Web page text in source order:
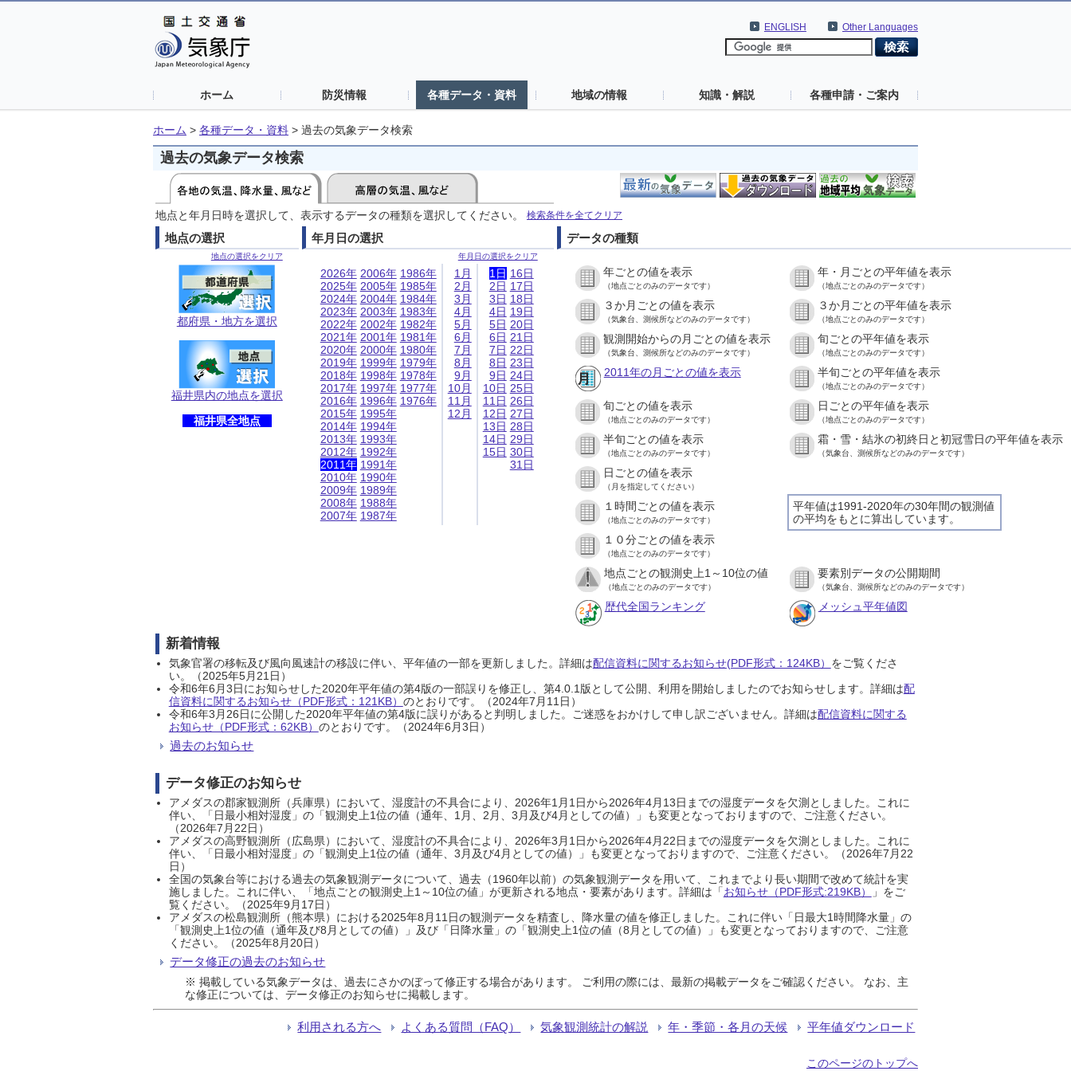
Other Languages
ENGLISH
ホーム 防災情報 各種データ・資料 地域の情報 知識・解説 各種申請・ご案内
ホーム > 各種データ・資料 > 過去の気象データ検索
過去の気象データ検索
地点と年月日時を選択して、表示するデータの種類を選択してください。 検索条件を全てクリア
地点の選択
地点の選択をクリア
都府県・地方を選択
福井県内の地点を選択
福井県全地点
年月日の選択
年月日の選択をクリア
2026年
2025年
2024年
2023年
2022年
2021年
2020年
2019年
2018年
2017年
2016年
2015年
2014年
2013年
2012年
2011年
2010年
2009年
2008年
2007年
2006年
2005年
2004年
2003年
2002年
2001年
2000年
1999年
1998年
1997年
1996年
1995年
1994年
1993年
1992年
1991年
1990年
1989年
1988年
1987年
1986年
1985年
1984年
1983年
1982年
1981年
1980年
1979年
1978年
1977年
1976年
1月
2月
3月
4月
5月
6月
7月
8月
9月
10月
11月
12月
1日
2日
3日
4日
5日
6日
7日
8日
9日
10日
11日
12日
13日
14日
15日
16日
17日
18日
19日
20日
21日
22日
23日
24日
25日
26日
27日
28日
29日
30日
31日
データの種類
年ごとの値を表示
（地点ごとのみのデータです）
年・月ごとの平年値を表示
（地点ごとのみのデータです）
３か月ごとの値を表示
（気象台、測候所などのみのデータです）
３か月ごとの平年値を表示
（地点ごとのみのデータです）
観測開始からの月ごとの値を表示
（気象台、測候所などのみのデータです）
旬ごとの平年値を表示
（地点ごとのみのデータです）
2011年の月ごとの値を表示 半旬ごとの平年値を表示
（地点ごとのみのデータです）
旬ごとの値を表示
（地点ごとのみのデータです）
日ごとの平年値を表示
（地点ごとのみのデータです）
半旬ごとの値を表示
（地点ごとのみのデータです）
霜・雪・結氷の初終日と初冠雪日の平年値を表示
（気象台、測候所などのみのデータです）
日ごとの値を表示
（月を指定してください）
平年値は1991-2020年の30年間の観測値
の平均をもとに算出しています。
１時間ごとの値を表示
（地点ごとのみのデータです）
１０分ごとの値を表示
（地点ごとのみのデータです）
地点ごとの観測史上1～10位の値
（地点ごとのみのデータです）
要素別データの公開期間
（気象台、測候所などのみのデータです）
歴代全国ランキング メッシュ平年値図
新着情報
気象官署の移転及び風向風速計の移設に伴い、平年値の一部を更新しました。詳細は配信資料に関するお知らせ(PDF形式：124KB） をご覧くださ
い。（2025年5月21日）
令和6年6月3日にお知らせした2020年平年値の第4版の一部誤りを修正し、第4.0.1版として公開、利用を開始しましたのでお知らせします。詳細は配
信資料に関するお知らせ（PDF形式：121KB） のとおりです。（2024年7月11日）
令和6年3月26日に公開した2020年平年値の第4版に誤りがあると判明しました。ご迷惑をおかけして申し訳ございません。詳細は配信資料に関する
お知らせ（PDF形式：62KB） のとおりです。（2024年6月3日）
過去のお知らせ
データ修正のお知らせ
アメダスの郡家観測所（兵庫県）において、湿度計の不具合により、2026年1月1日から2026年4月13日までの湿度データを欠測としました。これに
伴い、「日最小相対湿度」の「観測史上1位の値（通年、1月、2月、3月及び4月としての値）」も変更となっておりますので、ご注意ください。
（2026年7月22日）
アメダスの高野観測所（広島県）において、湿度計の不具合により、2026年3月1日から2026年4月22日までの湿度データを欠測としました。これに
伴い、「日最小相対湿度」の「観測史上1位の値（通年、3月及び4月としての値）」も変更となっておりますので、ご注意ください。（2026年7月22
日）
全国の気象台等における過去の気象観測データについて、過去（1960年以前）の気象観測データを用いて、これまでより長い期間で改めて統計を実
施しました。これに伴い、「地点ごとの観測史上1～10位の値」が更新される地点・要素があります。詳細は「お知らせ（PDF形式:219KB）
」をご
覧ください。（2025年9月17日）
アメダスの松島観測所（熊本県）における2025年8月11日の観測データを精査し、降水量の値を修正しました。これに伴い「日最大1時間降水量」の
「観測史上1位の値（通年及び8月としての値）」及び「日降水量」の「観測史上1位の値（8月としての値）」も変更となっておりますので、ご注意
ください。（2025年8月20日）
データ修正の過去のお知らせ
※ 掲載している気象データは、過去にさかのぼって修正する場合があります。 ご利用の際には、最新の掲載データをご確認ください。 なお、主
な修正については、データ修正のお知らせに掲載します。
利用される方へ よくある質問（FAQ） 気象観測統計の解説 年・季節・各月の天候 平年値ダウンロード
このページのトップへ